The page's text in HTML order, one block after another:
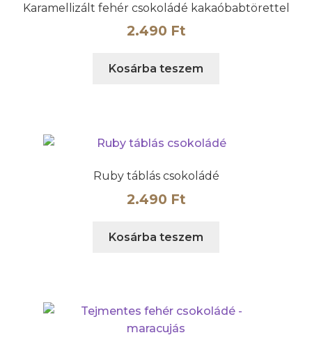
Karamellizált fehér csokoládé kakaóbabtörettel
2.490 Ft
Kosárba teszem
Ruby táblás csokoládé
2.490 Ft
Kosárba teszem